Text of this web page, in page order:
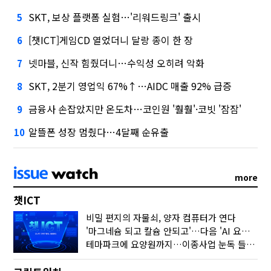
5 SKT, 보상 플랫폼 실험…'리워드링크' 출시
6 [챗ICT]게임CD 열었더니 달랑 종이 한 장
7 넷마블, 신작 힘줬더니…수익성 오히려 악화
8 SKT, 2분기 영업익 67%↑…AIDC 매출 92% 급증
9 금융사 손잡았지만 온도차…코인원 '훨훨'·코빗 '잠잠'
10 알뜰폰 성장 멈췄다…4달째 순유출
more
챗ICT
비밀 편지의 자물쇠, 양자 컴퓨터가 연다
'마그네슘 되고 칼슘 안되고'…다음 'AI 요약' 갈 길은
테마파크에 요양원까지…이종사업 눈독 들이는 게임사